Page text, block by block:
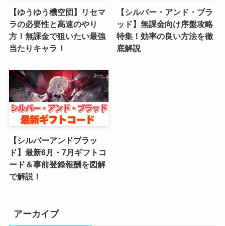
(3)
(2)
(5)
(4)
(6)
(5)
【ゆうゆう機空団】リセマ
ラの必要性と高速のやり
方！無課金で狙いたい最強
当たりキャラ！
【シルバー・アンド・ブラ
ッド】無課金向け序盤攻略
特集！効率の良い方法を徹
底解説
【シルバーアンドブラッ
ド】最新6月・7月ギフトコ
ード＆事前登録報酬を図解
で解説！
アーカイブ